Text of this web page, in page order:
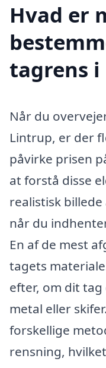
Hvad er
tagrens
Når du
Lintrup, er der
påvirke prisen
at forstå disse
realistisk
når du
En af de mest
tagets
efter, om dit
metal eller
forskellige
rensning,